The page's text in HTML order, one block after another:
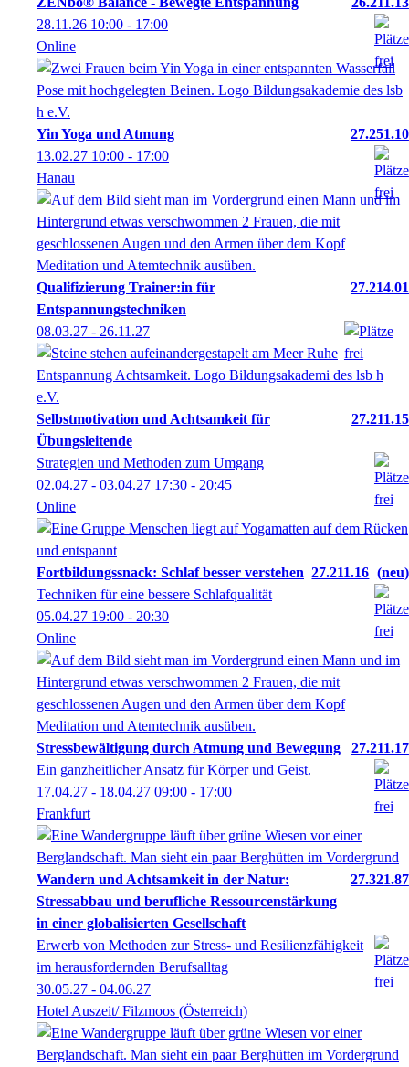
28.11.26 10:00 - 17:00
Online
Yin Yoga und Atmung
27.251.10
13.02.27 10:00 - 17:00
Hanau
Qualifizierung Trainer:in für
Entspannungstechniken
27.214.01
08.03.27 - 26.11.27
Selbstmotivation und Achtsamkeit für
Übungsleitende
27.211.15
Strategien und Methoden zum Umgang
02.04.27 - 03.04.27 17:30 - 20:45
Online
Fortbildungssnack: Schlaf besser verstehen 27.211.16
neu
Techniken für eine bessere Schlafqualität
05.04.27 19:00 - 20:30
Online
Stressbewältigung durch Atmung und Bewegung
27.211.17
Ein ganzheitlicher Ansatz für Körper und Geist.
17.04.27 - 18.04.27 09:00 - 17:00
Frankfurt
Wandern und Achtsamkeit in der Natur:
Stressabbau und berufliche Ressourcenstärkung
in einer globalisierten Gesellschaft
27.321.87
Erwerb von Methoden zur Stress- und Resilienzfähigkeit
im herausfordernden Berufsalltag
30.05.27 - 04.06.27
Hotel Auszeit/ Filzmoos (Österreich)